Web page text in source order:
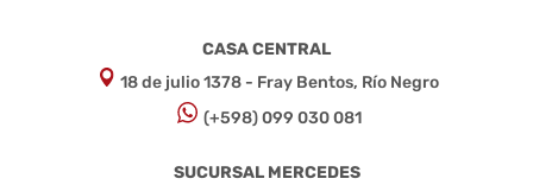
CASA CENTRAL
18 de julio 1378 - Fray Bentos, Río Negro
(+598) 099 030 081
SUCURSAL MERCEDES